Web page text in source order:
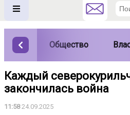
Общество
Каждый
закончилась война
11:5824.09.2025